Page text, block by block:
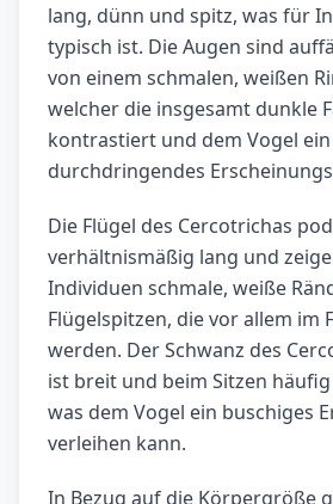
lang, dünn und spitz, was für
typisch ist. Die Augen sind
von einem schmalen, weißen
welcher die insgesamt dunkle
kontrastiert und dem Vogel ein
durchdringendes
Die Flügel des Cercotrichas
verhältnismäßig lang und
Individuen schmale, weiße
Flügelspitzen, die vor allem im
werden. Der Schwanz des
ist breit und beim Sitzen
was dem Vogel ein buschiges
verleihen kann.
In Bezug auf die Körpergröße